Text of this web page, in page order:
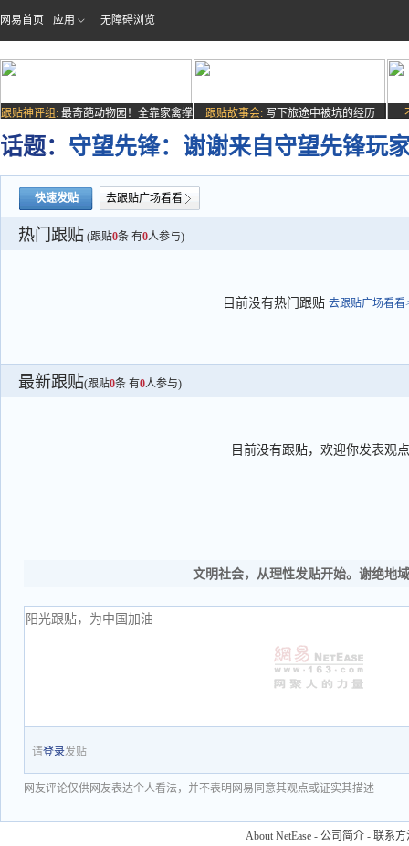
网易首页 应用 无障碍浏览
跟贴神评组: 最奇葩动物园！全靠家禽撑
场子
跟贴故事会: 写下旅途中被坑的经历
话题： 守望先锋：谢谢来自守望先锋玩
快速发贴 去跟贴广场看看
热门跟贴 (跟贴0条 有0人参与)
目前没有热门跟贴 去跟贴广场看看
最新跟贴(跟贴0条 有0人参与)
目前没有跟贴，欢迎你发表观点
文明社会，从理性发贴开始。谢绝地
请登录发贴
网友评论仅供网友表达个人看法，并不表明网易同意其观点或证实其描述
About NetEase - 公司简介 - 联系方